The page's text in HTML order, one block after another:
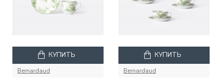
Bernardaud
КУПИТЬ
Bernardaud
КУПИТЬ